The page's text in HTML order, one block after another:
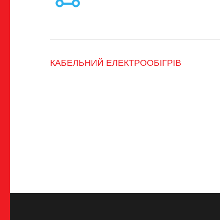
Навігація
КАБЕЛЬНИЙ ЕЛЕКТРООБІГРІВ